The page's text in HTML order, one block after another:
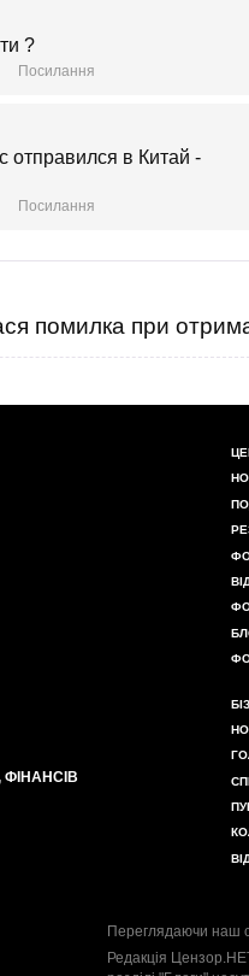
?
Посилання
Посилання
помилка при
Переглядаючи наш
Редакція